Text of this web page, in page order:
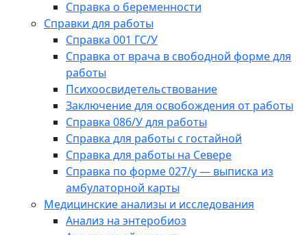
Справка о беременности
Справки для работы
Справка 001 ГС/У
Справка от врача в свободной форме для
работы
Психоосвидетельствование
Заключение для освобождения от работы
Справка 086/У для работы
Справка для работы с гостайной
Справка для работы на Севере
Справка по форме 027/у — выписка из
амбулаторной карты
Медицинские анализы и исследования
Анализ на энтеробиоз